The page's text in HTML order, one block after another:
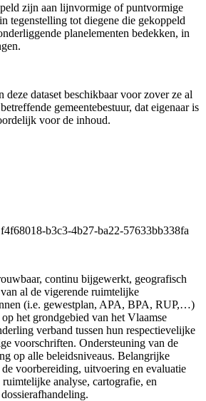
zijn aan lijnvormige of puntvormige
tegenstelling tot diegene die gekoppeld
planelementen bedekken, in
deze dataset beschikbaar voor zover ze al
gemeentebestuur, dat eigenaar is
voor de inhoud.
f4f68018-b3c3-4b27-ba22-57633bb338fa
continu bijgewerkt, geografisch
al de vigerende ruimtelijke
(i.e. gewestplan, APA, BPA, RUP,…)
het grondgebied van het Vlaamse
verband tussen hun respectievelijke
voorschriften. Ondersteuning van de
op alle beleidsniveaus. Belangrijke
voorbereiding, uitvoering en evaluatie
analyse, cartografie, en